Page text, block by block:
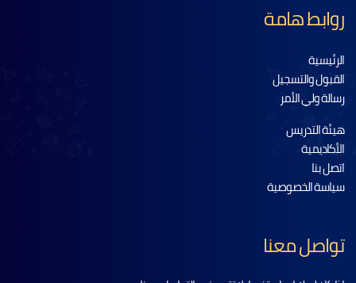
روابط هامة
الرئيسية
القبول والتسجيل
رسالة ولي الأمر
هيئة التدريس
الأكاديمية
اتصل بنا
سياسة الخصوصية
تواصل معنا